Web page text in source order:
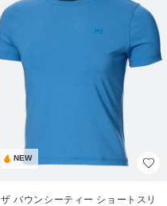
NEW
ザ バウンシーティー ショートスリ